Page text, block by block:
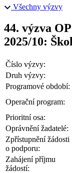
Všechny výzvy
44. výzva
2025/10:
Číslo výzvy:
Druh výzvy:
Programové období:
Operační program:
Prioritní osa:
Oprávnění žadatelé:
Zpřístupnění žádosti
o podporu:
Zahájení příjmu
žádostí: